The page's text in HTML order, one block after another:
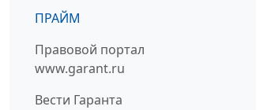
ПРАЙМ
Правовой портал
www.garant.ru
Вести Гаранта